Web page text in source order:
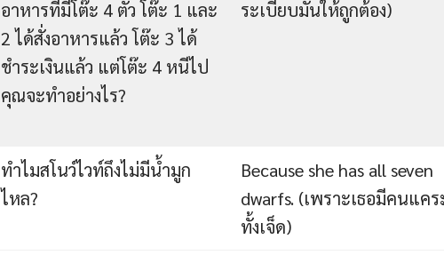
อาหารที่มีโต๊ะ 4 ตัว โต๊ะ 1 และ
2 ได้สั่งอาหารแล้ว โต๊ะ 3 ได้
ชำระเงินแล้ว แต่โต๊ะ 4 หนีไป
คุณจะทำอย่างไร?
ระเบียบมันให้ถูกต้อง)
ทำไมสโนว์ไวท์ถึงไม่มีน้ำมูก
ไหล?
Because she has all seven
dwarfs. (เพราะเธอมีคนแคร
ทั้งเจ็ด)